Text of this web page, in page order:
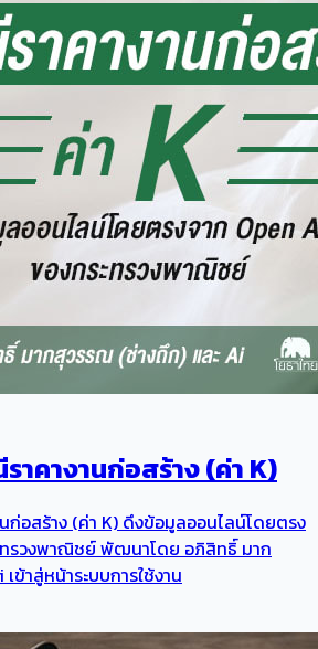
าคางานก่อสร้าง (ค่า K)
ก่อสร้าง (ค่า K) ดึงข้อมูลออนไลน์โดยตรง
ทรวงพาณิชย์ พัฒนาโดย อภิสิทธิ์ มาก
ข้าสู่หน้าระบบการใช้งาน